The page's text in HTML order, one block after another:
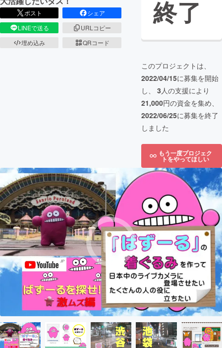
ポスト
シェア
LINEで送る
URLコピー
埋め込み
QRコード
終了
このプロジェクトは、
2022/04/15に募集を開始
し、 3人の支援により
21,000円の資金を集め、
2022/06/25に募集を終了
しました
もう一度プロジェク
トをやってほしい